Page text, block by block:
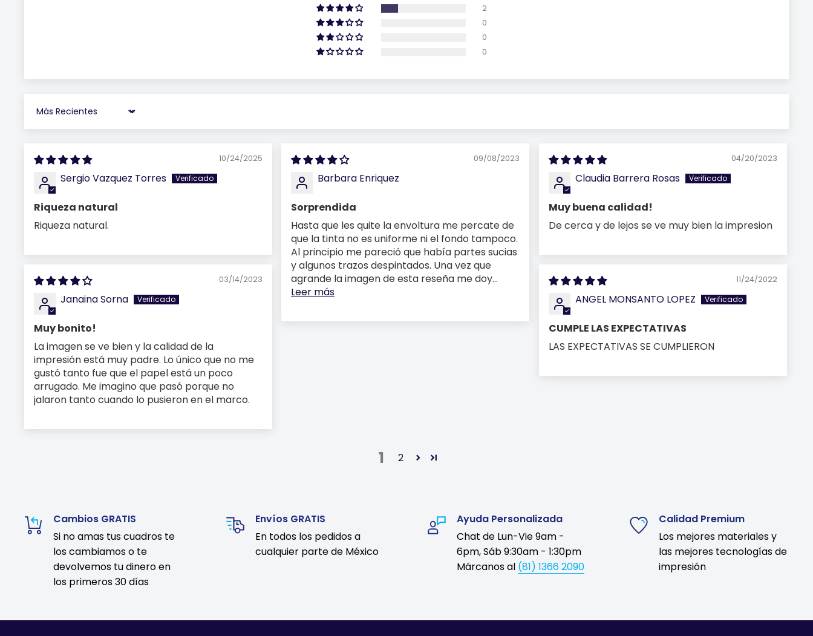
2
0
0
0
Sort by
10/24/2025
Sergio Vazquez Torres
Riqueza natural
Riqueza natural.
09/08/2023
Barbara Enriquez
Sorprendida
Hasta que les quite la envoltura me percate de
que la tinta no es uniforme ni el fondo tampoco.
Al principio me pareció que había partes sucias
y algunos trazos despintados. Una vez que
agrande la imagen de esta reseña me doy...
Leer más
04/20/2023
Claudia Barrera Rosas
Muy buena calidad!
De cerca y de lejos se ve muy bien la impresion
03/14/2023
Janaina Sorna
Muy bonito!
La imagen se ve bien y la calidad de la
impresión está muy padre. Lo único que no me
gustó tanto fue que el papel está un poco
arrugado. Me imagino que pasó porque no
jalaron tanto cuando lo pusieron en el marco.
11/24/2022
ANGEL MONSANTO LOPEZ
CUMPLE LAS EXPECTATIVAS
LAS EXPECTATIVAS SE CUMPLIERON
1 2
Cambios GRATIS
Si no amas tus cuadros te
los cambiamos o te
devolvemos tu dinero en
los primeros 30 días
Envíos GRATIS
En todos los pedidos a
cualquier parte de México
Ayuda Personalizada
Chat de Lun-Vie 9am -
6pm, Sáb 9:30am - 1:30pm
Márcanos al (81) 1366 2090
Calidad Premium
Los mejores materiales y
las mejores tecnologías de
impresión